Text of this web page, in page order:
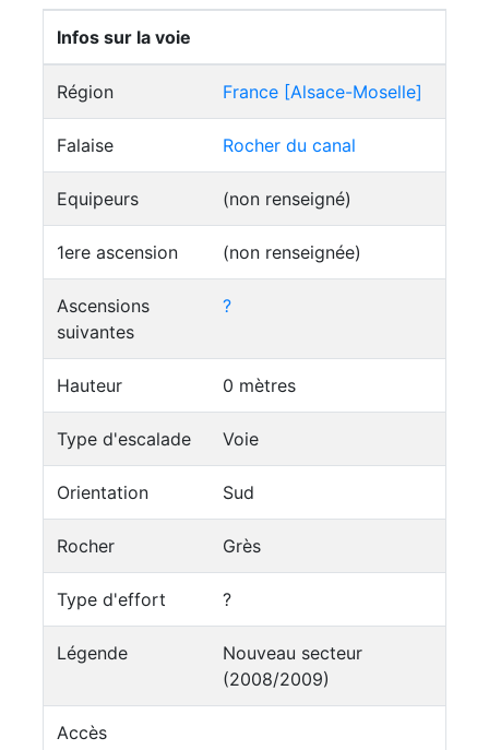
Infos sur la voie
Région France [Alsace-Moselle]
Falaise Rocher du canal
Equipeurs (non renseigné)
1ere ascension (non renseignée)
Ascensions
suivantes
?
Hauteur 0 mètres
Type d'escalade Voie
Orientation Sud
Rocher Grès
Type d'effort ?
Légende
Nouveau secteur
(2008/2009)
Accès